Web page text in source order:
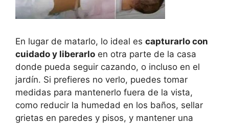
En lugar de matarlo, lo ideal es capturarlo con
cuidado y liberarlo en otra parte de la casa
donde pueda seguir cazando, o incluso en el
jardín. Si prefieres no verlo, puedes tomar
medidas para mantenerlo fuera de la vista,
como reducir la humedad en los baños, sellar
grietas en paredes y pisos, y mantener una